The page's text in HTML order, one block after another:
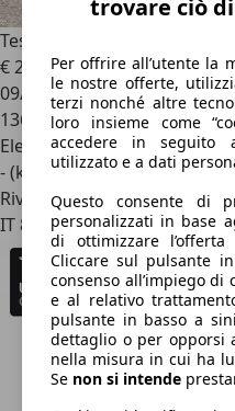
Tesla Model 3
€ 20.499
09/2020
136.000 km
Elettrica
- (kWh/100 km)
Rivenditore
IT 83027Mugnano Del
trovare ciò
Per offrire all’utente la
le nostre offerte,
terzi nonché altre
loro insieme come
accedere in seguito
utilizzato e a dati
Questo consente di
personalizzati in base
di ottimizzare
Cliccare sul pulsante
consenso all’impiego di
e al relativo
pulsante in basso a
dettaglio o per opporsi
nella misura in cui ha
Se non si intende